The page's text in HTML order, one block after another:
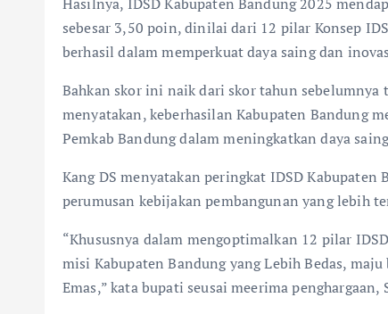
sebesar 3,50 poin, dinilai dari 12 pilar Konsep
berhasil dalam memperkuat daya saing dan
Bahkan skor ini naik dari skor tahun sebelumnya
menyatakan, keberhasilan Kabupaten Bandung
Pemkab Bandung dalam meningkatkan daya
Kang DS menyatakan peringkat IDSD
perumusan kebijakan pembangunan yang lebih
“Khususnya dalam mengoptimalkan 12 pilar
misi Kabupaten Bandung yang Lebih Bedas,
Emas,” kata bupati seusai meerima penghargaan,